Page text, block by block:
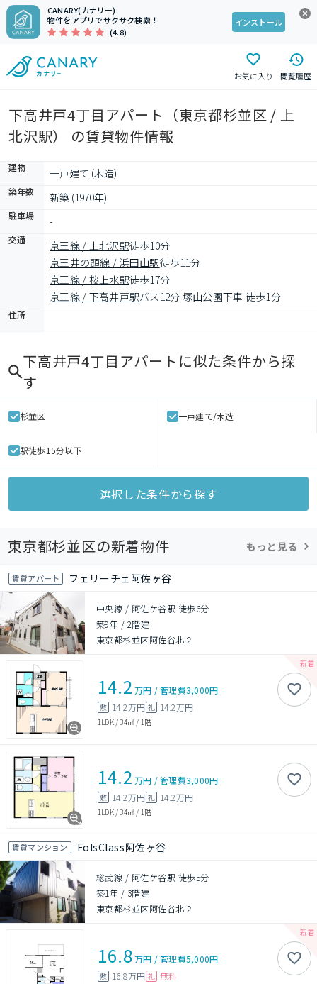
CANARY(カナリー)
物件をアプリでサクサク検索！
(4.8)
インストール
お気に入り 閲覧履歴
下高井戸4丁目アパート（東京都杉並区 / 上
北沢駅） の賃貸物件情報
建物 一戸建て (木造)
築年数 新築 (1970年)
駐車場 -
交通 京王線 / 上北沢駅徒歩10分
京王井の頭線 / 浜田山駅徒歩11分
京王線 / 桜上水駅徒歩17分
京王線 / 下高井戸駅バス12分 塚山公園下車 徒歩1分
住所
下高井戸4丁目アパート に似た条件から探
す
杉並区 一戸建て/木造
駅徒歩15分以下
選択した条件から探す
東京都杉並区の新着物件 もっと見る
賃貸アパート フェリーチェ阿佐ヶ谷
中央線 / 阿佐ケ谷駅 徒歩6分
築9年 / 2階建
東京都杉並区阿佐谷北２
14.2 万円 /管理費3,000円
敷 14.2万円 礼 14.2万円
1LDK/34㎡ / 1階
14.2 万円 /管理費3,000円
敷 14.2万円 礼 14.2万円
1LDK/34㎡ / 1階
賃貸マンション FolsClass阿佐ヶ谷
総武線 / 阿佐ケ谷駅 徒歩5分
築1年 / 3階建
東京都杉並区阿佐谷北２
16.8万円 /管理費5,000円
敷 16.8万円 礼 無料